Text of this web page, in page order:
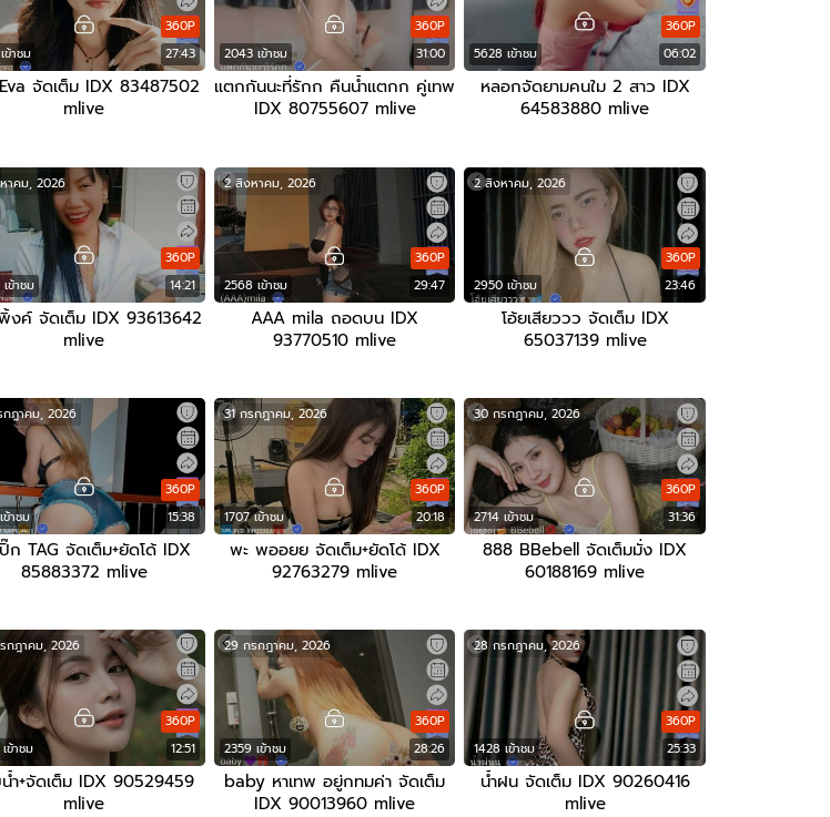
ข้าชม 27:43
360P
จัดเต็ม IDX 83487502
mlive
2043 เข้าชม 31:00
360P
แตกกันนะที่รักก คืนน้ำแตกก คู่เทพ
IDX 80755607 mlive
5628 เข้าชม 06:02
360P
หลอกจัดยามคนใม 2 สาว IDX
64583880 mlive
ข้าชม 14:21
360P
าคม, 2026
งค์ จัดเต็ม IDX 93613642
mlive
2568 เข้าชม 29:47
360P
2 สิงหาคม, 2026
AAA mila ถอดบน IDX
93770510 mlive
2950 เข้าชม 23:46
360P
2 สิงหาคม, 2026
โอ้ยเสียววว จัดเต็ม IDX
65037139 mlive
ข้าชม 15:38
360P
กฎาคม, 2026
ก TAG จัดเต็ม+ยัดโด้ IDX
85883372 mlive
1707 เข้าชม 20:18
360P
31 กรกฎาคม, 2026
พะ พออยย จัดเต็ม+ยัดโด้ IDX
92763279 mlive
2714 เข้าชม 31:36
360P
30 กรกฎาคม, 2026
888 BBebell จัดเต็มมั่ง IDX
60188169 mlive
ข้าชม 12:51
360P
กฎาคม, 2026
ำ+จัดเต็ม IDX 90529459
mlive
2359 เข้าชม 28:26
360P
29 กรกฎาคม, 2026
baby หาเทพ อยู่กทมค่า จัดเต็ม
IDX 90013960 mlive
1428 เข้าชม 25:33
360P
28 กรกฎาคม, 2026
น้ำฝน จัดเต็ม IDX 90260416
mlive